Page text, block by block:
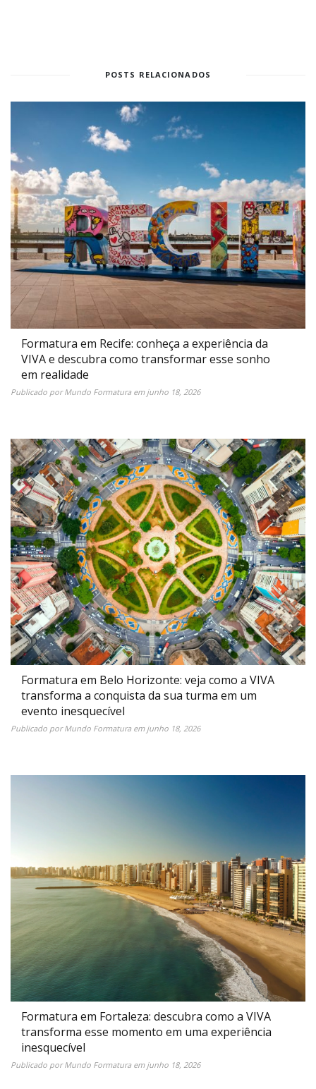
POSTS RELACIONADOS
Formatura em Recife: conheça a experiência da
VIVA e descubra como transformar esse sonho
em realidade
Publicado porMundo Formaturaem junho 18, 2026
Formatura em Belo Horizonte: veja como a VIVA
transforma a conquista da sua turma em um
evento inesquecível
Publicado porMundo Formaturaem junho 18, 2026
Formatura em Fortaleza: descubra como a VIVA
transforma esse momento em uma experiência
inesquecível
Publicado porMundo Formaturaem junho 18, 2026